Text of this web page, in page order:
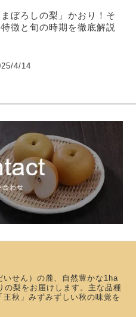
まぼろしの梨」かおり！そ
徴と旬の時期を徹底解説
4/14
いせん）の麓、自然豊かな1ha
の梨をお届けします。主な品種
秋」みずみずしい秋の味覚を